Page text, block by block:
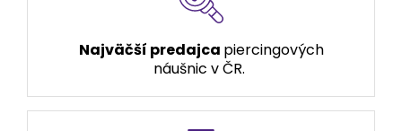
Najväčší predajca piercingových
náušnic v ČR.